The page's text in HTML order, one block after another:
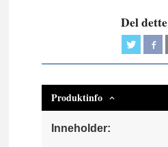
Del dette
Produktinfo
Inneholder: